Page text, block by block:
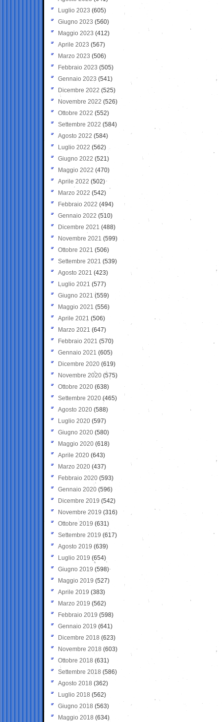
Luglio 2023 (605)
Giugno 2023 (560)
Maggio 2023 (412)
Aprile 2023 (567)
Marzo 2023 (506)
Febbraio 2023 (505)
Gennaio 2023 (541)
Dicembre 2022 (525)
Novembre 2022 (526)
Ottobre 2022 (552)
Settembre 2022 (584)
Agosto 2022 (584)
Luglio 2022 (562)
Giugno 2022 (521)
Maggio 2022 (470)
Aprile 2022 (502)
Marzo 2022 (542)
Febbraio 2022 (494)
Gennaio 2022 (510)
Dicembre 2021 (488)
Novembre 2021 (599)
Ottobre 2021 (506)
Settembre 2021 (539)
Agosto 2021 (423)
Luglio 2021 (577)
Giugno 2021(559)
Maggio 2021 (556)
Aprile 2021 (506)
Marzo 2021 (647)
Febbraio 2021 (570)
Gennaio 2021 (605)
Dicembre 2020 (619)
Novembre 2020 (575)
Ottobre 2020 (638)
Settembre 2020(465)
Agosto 2020 (588)
Luglio 2020 (597)
Giugno 2020 (580)
Maggio 2020 (618)
Aprile 2020 (643)
Marzo 2020 (437)
Febbraio 2020 (593)
Gennaio 2020 (596)
Dicembre 2019 (542)
Novembre 2019 (316)
Ottobre 2019 (631)
Settembre 2019 (617)
Agosto 2019 (639)
Luglio 2019 (654)
Giugno 2019 (598)
Maggio 2019 (527)
Aprile 2019 (383)
Marzo 2019 (562)
Febbraio 2019 (598)
Gennaio 2019 (641)
Dicembre 2018 (623)
Novembre 2018 (603)
Ottobre 2018 (631)
Settembre 2018 (586)
Agosto 2018 (362)
Luglio 2018 (562)
Giugno 2018 (563)
Maggio 2018 (634)